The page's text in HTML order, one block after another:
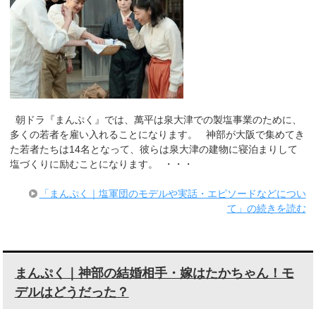
朝ドラ『まんぷく』では、萬平は泉大津での製塩事業のために、
多くの若者を雇い入れることになります。 神部が大阪で集めてき
た若者たちは14名となって、彼らは泉大津の建物に寝泊まりして
塩づくりに励むことになります。 ・・・
「まんぷく｜塩軍団のモデルや実話・エピソードなどについ
て」の続きを読む
まんぷく｜神部の結婚相手・嫁はたかちゃん！モ
デルはどうだった？